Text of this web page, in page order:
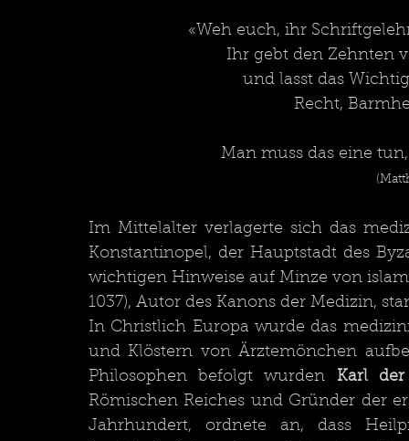
«Weh euch, ihr
Ihr gebt den Zehnten
und lasst das
Recht,
Man muss das eine
Im Mittelalter verlagerte sich das
Konstantinopel, der Hauptstadt des
wichtigen Hinweise auf Minze von
1037), Autor des Kanons der Medizin,
In Christlich Europa wurde das
und Klöstern von Ärztemönchen
Philosophen befolgt wurden Karl der
Römischen Reiches und Gründer der
Jahrhundert, ordnete an, dass